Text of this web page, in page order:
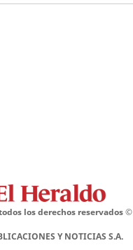
los derechos reservados ©
Y NOTICIAS S.A.